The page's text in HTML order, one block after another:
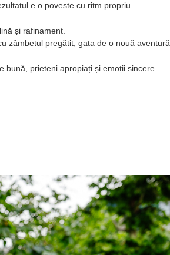
e o poveste cu ritm propriu.
și rafinament.
zâmbetul pregătit, gata de o nouă aventură.
bună, prieteni apropiați și emoții sincere.